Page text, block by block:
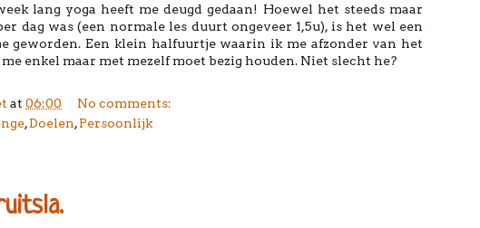
lang yoga heeft me deugd gedaan! Hoewel het steeds maar
dag was (een normale les duurt ongeveer 1,5u), is het wel een
geworden. Een klein halfuurtje waarin ik me afzonder van het
enkel maar met mezelf moet bezig houden. Niet slecht he?
at 06:00
No comments:
,Doelen,Persoonlijk